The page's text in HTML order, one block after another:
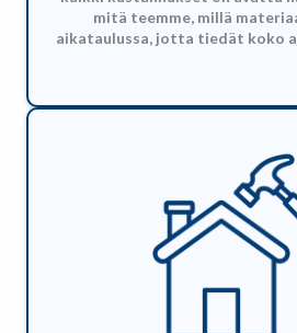
mitä teemme, millä
aikataulussa, jotta tiedät koko